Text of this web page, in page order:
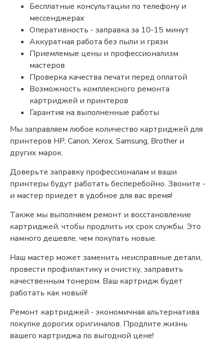
Бесплатные консультации по телефону и
мессенджерах
Оперативность - заправка за 10-15 минут
Аккуратная работа без пыли и грязи
Приемлемые цены и профессионализм
мастеров
Проверка качества печати перед оплатой
Возможность комплексного ремонта
картриджей и принтеров
Гарантия на выполненные работы
Мы заправляем любое количество картриджей для
принтеров HP, Canon, Xerox, Samsung, Brother и
других марок.
Доверьте заправку профессионалам и ваши
принтеры будут работать бесперебойно. Звоните -
и мастер приедет в удобное для вас время!
Также мы выполняем ремонт и восстановление
картриджей, чтобы продлить их срок службы. Это
намного дешевле, чем покупать новые.
Наш мастер может заменить неисправные детали,
провести профилактику и очистку, заправить
качественным тонером. Ваш картридж будет
работать как новый!
Ремонт картриджей - экономичная альтернатива
покупке дорогих оригиналов. Продлите жизнь
вашего картриджа по выгодной цене!